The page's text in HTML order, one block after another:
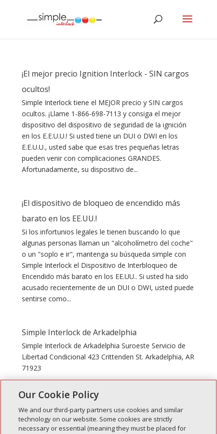
¡El mejor precio Ignition Interlock - SIN cargos
ocultos!
Simple Interlock tiene el MEJOR precio y SIN cargos
ocultos. ¡Llame 1-866-698-7113 y consiga el mejor
dispositivo del dispositivo de seguridad de la ignición
en los E.E.U.U.! Si usted tiene un DUI o DWI en los
E.E.U.U., usted sabe que esas tres pequeñas letras
pueden venir con complicaciones GRANDES.
Afortunadamente, su dispositivo de...
¡El dispositivo de bloqueo de encendido más
barato en los EE.UU.!
Si los infortunios legales le tienen buscando lo que
algunas personas llaman un "alcoholímetro del coche"
o un "soplo e ir", mantenga su búsqueda simple con
Simple Interlock el Dispositivo de Interbloqueo de
Encendido más barato en los EE.UU.. Si usted ha sido
acusado recientemente de un DUI o DWI, usted puede
sentirse como...
Simple Interlock de Arkadelphia
Simple Interlock de Arkadelphia Suroeste Servicio de
Libertad Condicional 423 Crittenden St. Arkadelphia, AR
71923
Our Cookie Policy
We and our third-party partners use cookies and similar
technology on our website. Some cookies are strictly
necessary or essential (meaning they must be placed for